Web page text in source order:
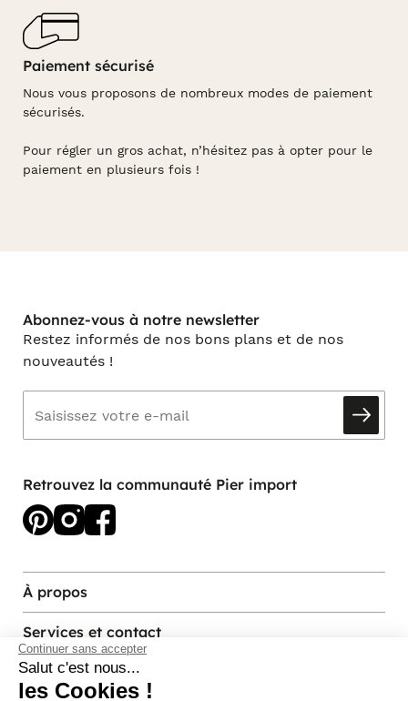
Continuer sans accepter
Salut c'est nous...
les Cookies !
Paiement sécurisé
Nous vous proposons de nombreux modes de paiement
sécurisés.
Pour régler un gros achat, n’hésitez pas à opter pour le
paiement en plusieurs fois !
Abonnez-vous à notre newsletter
Restez informés de nos bons plans et de nos
nouveautés !
Retrouvez la communauté Pier import
À propos
Services et contact
Magasins et Showrooms